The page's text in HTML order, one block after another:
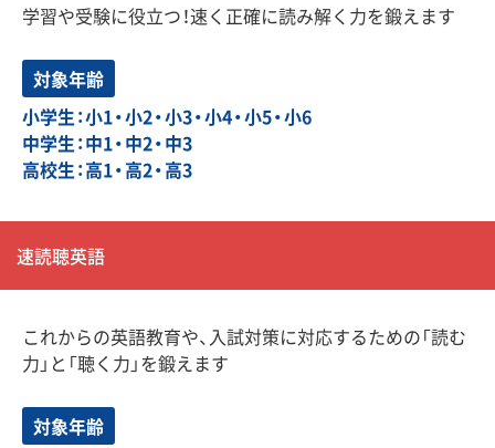
学習や受験に役立つ！速く正確に読み解く力を鍛えます
対象年齢
小学生：小1・小2・小3・小4・小5・小6
中学生：中1・中2・中3
高校生：高1・高2・高3
速読聴英語
これからの英語教育や、入試対策に対応するための「読む
力」と「聴く力」を鍛えます
対象年齢